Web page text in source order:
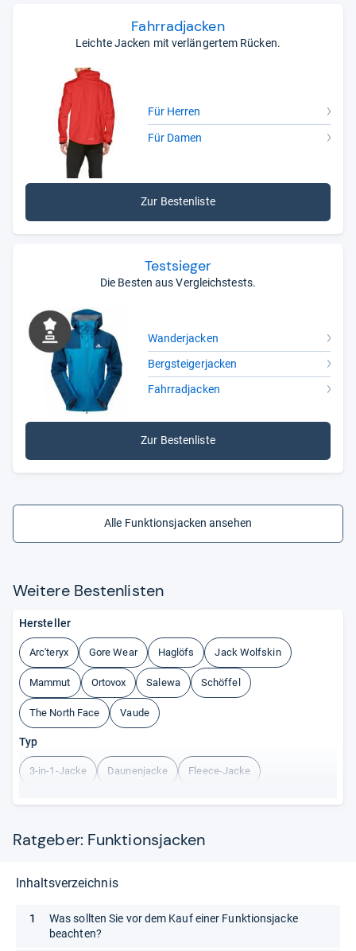
Fahr­r­a­d­ja­cken
Leichte Jacken mit verlängertem Rücken.
Für Herren
Für Damen
Zur Bestenliste
Testsieger
Die Besten aus Vergleichstests.
Wanderjacken
Bergsteigerjacken
Fahrradjacken
Zur Bestenliste
Alle Funktionsjacken ansehen
Wei­tere Bes­ten­lis­ten
Hersteller
Arc'teryx Gore Wear Haglöfs Jack Wolfskin
Mammut Ortovox Salewa Schöffel
The North Face Vaude
Typ
3-in-1-Jacke Daunenjacke Fleece-Jacke
Ratgeber: Funktionsjacken
Inhaltsverzeichnis
Was sollten Sie vor dem Kauf einer Funktionsjacke
beachten?